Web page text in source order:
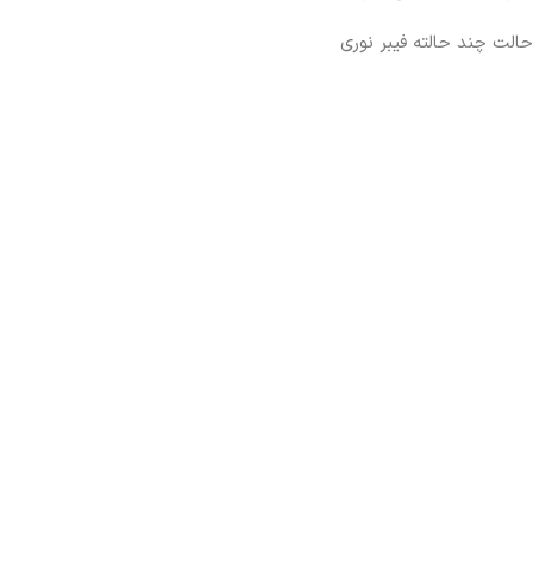
حالت چند حالته فیبر نوری